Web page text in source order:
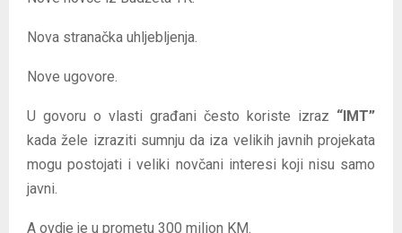
Nova stranačka uhljebljenja.
Nove ugovore.
U govoru o vlasti građani često koriste izraz “IMT”
kada žele izraziti sumnju da iza velikih javnih projekata
mogu postojati i veliki novčani interesi koji nisu samo
javni.
A ovdje je u prometu 300 milion KM.